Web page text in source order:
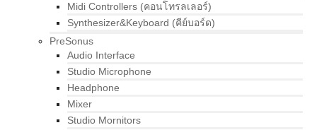
Midi Controllers (คอนโทรลเลอร์)
Synthesizer&Keyboard (คีย์บอร์ด)
PreSonus
Audio Interface
Studio Microphone
Headphone
Mixer
Studio Mornitors